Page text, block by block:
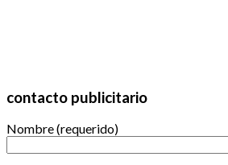
contacto publicitario
Nombre (requerido)